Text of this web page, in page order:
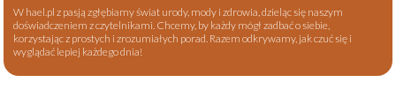
W hael.pl z pasją zgłębiamy świat urody, mody i zdrowia, dzieląc się naszym
doświadczeniem z czytelnikami. Chcemy, by każdy mógł zadbać o siebie,
korzystając z prostych i zrozumiałych porad. Razem odkrywamy, jak czuć się i
wyglądać lepiej każdego dnia!